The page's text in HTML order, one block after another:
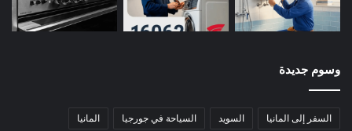
وسوم جديدة
السفر إلى المانيا السويد السياحة في جورجيا المانيا